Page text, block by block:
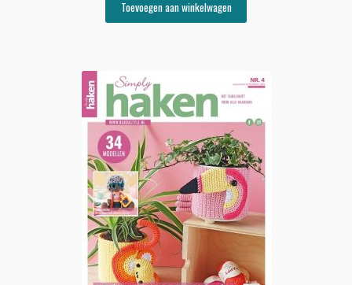
Toevoegen aan winkelwagen